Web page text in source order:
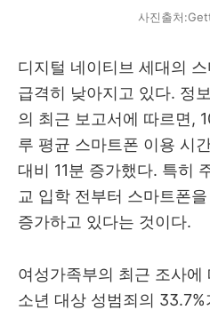
사진출처
디지털 네이티브 세대의
급격히 낮아지고 있다. 정
의 최근 보고서에 따르면,
루 평균 스마트폰 이용 시
대비 11분 증가했다. 특히
교 입학 전부터 스마트폰
증가하고 있다는 것이다.
여성가족부의 최근 조사에
소년 대상 성범죄의